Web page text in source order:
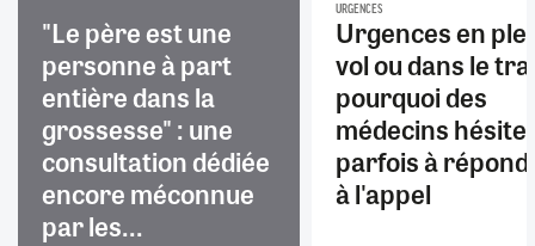
"Le père est une
personne à part
entière dans la
grossesse" : une
consultation dédiée
encore méconnue
par les...
URGENCES
Urgences en
vol ou dans le
pourquoi des
médecins
parfois à
à l'appel